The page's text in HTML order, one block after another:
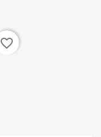
favorite_border